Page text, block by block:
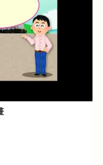
賞介紹（劇情） 13:03-
26:05 6.發現偏見
聲（互動）41:58-39:23